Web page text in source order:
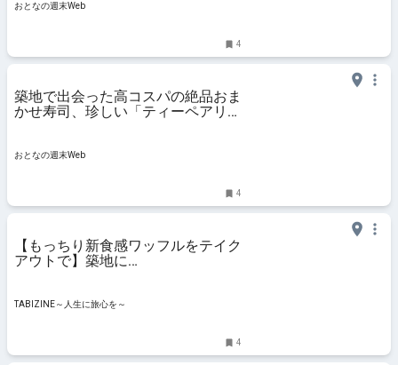
おとなの週末Web
4
築地で出会った高コスパの絶品おま
かせ寿司、珍しい「ティーペアリン
おとなの週末Web
4
【もっちり新食感ワッフルをテイク
アウトで】築地に
TABIZINE～人生に旅心を～
4